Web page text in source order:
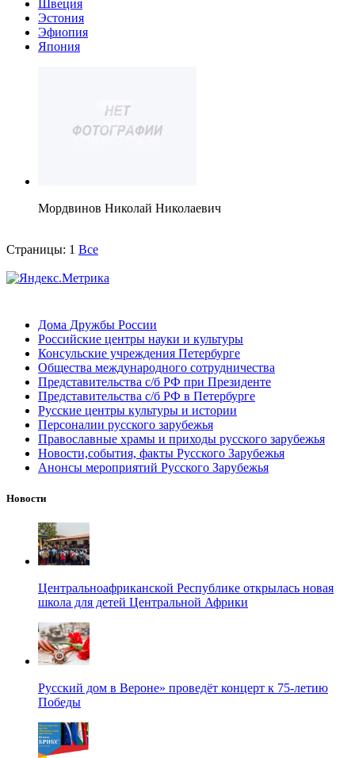
Швеция
Эстония
Эфиопия
Япония
Мордвинов Николай Николаевич
Страницы: 1 Все
Дома Дружбы России
Российские центры науки и культуры
Консульские учреждения Петербурге
Общества международного сотрудничества
Представительства с/б РФ при Президенте
Представительства с/б РФ в Петербурге
Русские центры культуры и истории
Персоналии русского зарубежья
Православные храмы и приходы русского зарубежья
Новости,события, факты Русского Зарубежья
Анонсы мероприятий Русского Зарубежья
Новости
Центральноафриканской Республике открылась новая
школа для детей Центральной Африки
Русский дом в Вероне» проведёт концерт к 75-летию
Победы